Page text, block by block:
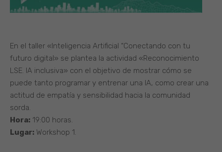
En el taller «Inteligencia Artificial “Conectando con tu
futuro digital» se plantea la actividad «Reconocimiento
LSE. IA inclusiva» con el objetivo de mostrar cómo se
puede tanto programar y entrenar una IA, como crear una
actitud de empatía y sensibilidad hacia la comunidad
sorda.
Hora: 19:00 horas.
Lugar: Workshop 1.